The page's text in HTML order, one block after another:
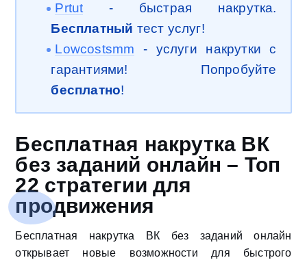
Prtut - быстрая накрутка.
Бесплатный тест услуг!
Lowcostsmm - услуги накрутки с
гарантиями! Попробуйте
бесплатно!
Бесплатная накрутка ВК
без заданий онлайн – Топ
22 стратегии для
продвижения
Бесплатная накрутка ВК без заданий онлайн
открывает новые возможности для быстрого